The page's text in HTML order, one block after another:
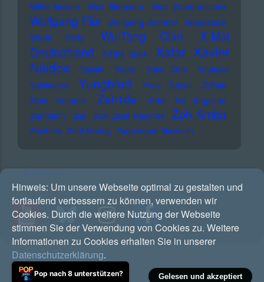
Willie Nelson
Wolf Biermann Wolf Wondratschek
Wolfgang Flür Wolfgang Zechner
Woodstock
World Party
Wu-Tang Clan
X-Mal
Deutschland
X-Ray Spex Xatar Xavier
Naidoo
Yassin Yeule Yoko Ono
Yousuke
Yukimatsu
Yungblud Yves Tumor
Z-Pain
Zach Condon
Zah1de
Zaho De Sagazan
Zartmann
Zaz Zick Zack Records Zoh Amba
Zombies Zoot Money Zugezogen Maskulin
Hinweis: Um unsere Webseite optimal zu gestalten und
fortlaufend verbessern zu können, verwenden wir
Cookies. Durch die weitere Nutzung der Webseite
stimmen Sie der Verwendung von Cookies zu. Weitere
Informationen zu Cookies erhalten Sie in unserer
Datenschutzerklärung.
Gelesen und akzeptiert
Pop nach 8 unterstützen?